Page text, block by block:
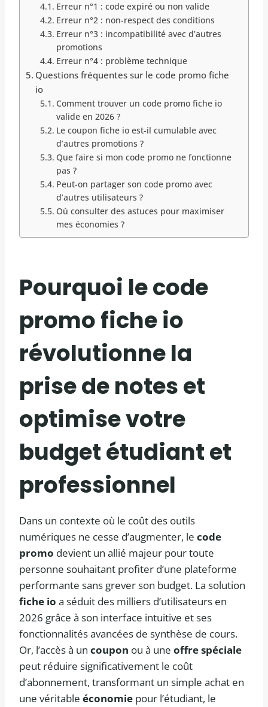
Erreur n°1 : code expiré ou non valide
Erreur n°2 : non-respect des conditions
Erreur n°3 : incompatibilité avec d’autres
promotions
Erreur n°4 : problème technique
Questions fréquentes sur le code promo fiche
io
Comment trouver un code promo fiche io
valide en 2026 ?
Le coupon fiche io est-il cumulable avec
d’autres promotions ?
Que faire si mon code promo ne fonctionne
pas ?
Peut-on partager son code promo avec
d’autres utilisateurs ?
Où consulter des astuces pour maximiser
mes économies ?
Pourquoi le code
promo fiche io
révolutionne la
prise de notes et
optimise votre
budget étudiant et
professionnel
Dans un contexte où le coût des outils
numériques ne cesse d’augmenter, le code
promo devient un allié majeur pour toute
personne souhaitant profiter d’une plateforme
performante sans grever son budget. La solution
fiche io a séduit des milliers d’utilisateurs en
2026 grâce à son interface intuitive et ses
fonctionnalités avancées de synthèse de cours.
Or, l’accès à un coupon ou à une offre spéciale
peut réduire significativement le coût
d’abonnement, transformant un simple achat en
une véritable économie pour l’étudiant, le